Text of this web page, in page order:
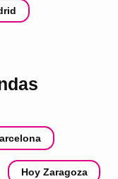
Hoy Zaragoza